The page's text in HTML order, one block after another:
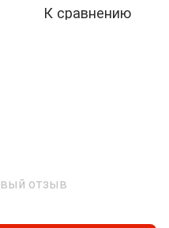
К сравнению
отзыв